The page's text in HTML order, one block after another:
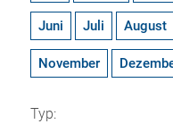
Juni Juli August
November
Typ: